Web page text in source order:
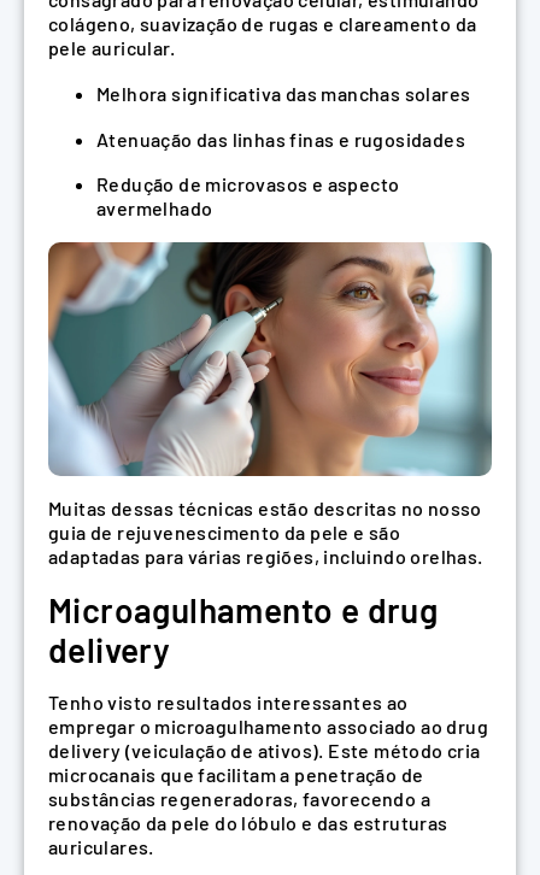
colágeno, suavização de rugas e clareamento da
pele auricular.
Melhora significativa das manchas solares
Atenuação das linhas finas e rugosidades
Redução de microvasos e aspecto
avermelhado
Muitas dessas técnicas estão descritas no nosso
guia de rejuvenescimento da pele e são
adaptadas para várias regiões, incluindo orelhas.
Microagulhamento e drug
delivery
Tenho visto resultados interessantes ao
empregar o microagulhamento associado ao drug
delivery (veiculação de ativos). Este método cria
microcanais que facilitam a penetração de
substâncias regeneradoras, favorecendo a
renovação da pele do lóbulo e das estruturas
auriculares.